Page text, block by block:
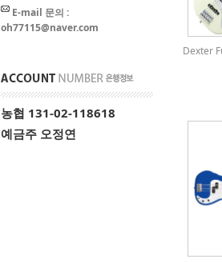
E-mail 문의 :
oh77115@naver.com
농협 131-02-118618
예금주 오정연
Dexter